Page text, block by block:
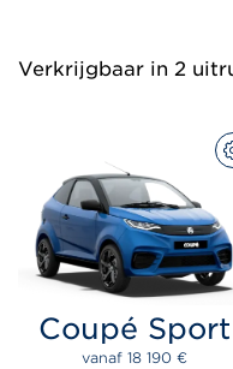
Verkrijgbaar in 2
Coupé Sport
vanaf 18 190 €